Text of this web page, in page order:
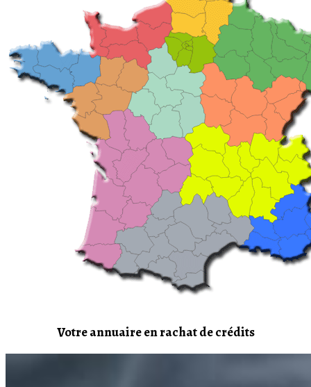
Votre annuaire en rachat de crédits